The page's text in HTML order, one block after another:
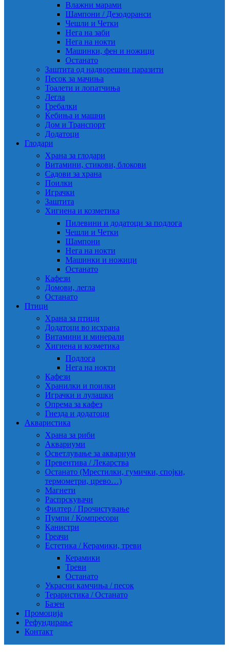
Влажни марами
Шампони / Дезодоранси
Чешли и Четки
Нега на заби
Нега на нокти
Машинки, фен и ножици
Останато
Заштита од надворешни паразити
Песок за мачиња
Тоалети и лопатчиња
Легла
Гребалки
Ќебиња и машни
Дом и Транспорт
Додатоци
Глодари
Храна за глодари
Витамини, стикови, блокови
Садови за храна
Поилки
Играчки
Заштита
Хигиена и козметика
Пилевини и додатоци за подлога
Чешли и Четки
Шампони
Нега на нокти
Машинки и ножици
Останато
Кафези
Домови, легла
Останато
Птици
Храна за птици
Додатоци во исхрана
Витамини и минерали
Хигиена и козметика
Подлога
Нега на нокти
Кафези
Хранилки и поилки
Играчки и лулашки
Опрема за кафез
Гнезда и додатоци
Акваристика
Храна за риби
Аквариуми
Осветлување за аквариум
Превентива / Лекарства
Останато (Мрестилки, гумички, спојки,
термометри, црево…)
Магнети
Распрскувачи
Филтер / Прочистување
Пумпи / Компресори
Канистри
Греачи
Естетика / Керамики, треви
Керамики
Треви
Останато
Украсни камчиња / песок
Тераристика / Останато
Базен
Промоција
Рефундирање
Контакт